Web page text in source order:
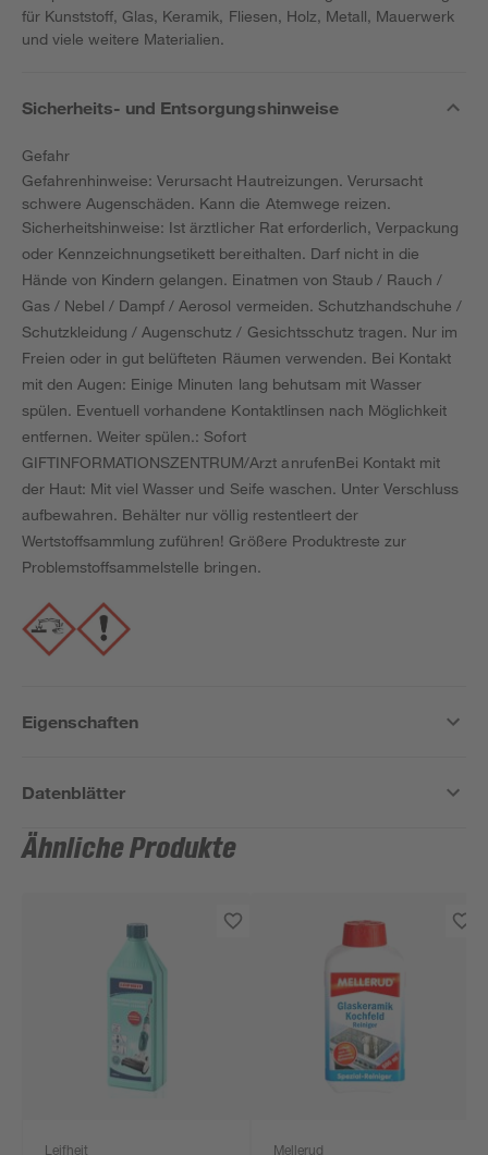
für Kunststoff, Glas, Keramik, Fliesen, Holz, Metall, Mauerwerk
und viele weitere Materialien.
Sicherheits- und Entsorgungshinweise
Gefahr
Gefahrenhinweise: Verursacht Hautreizungen. Verursacht
schwere Augenschäden. Kann die Atemwege reizen.
Sicherheitshinweise: Ist ärztlicher Rat erforderlich, Verpackung
oder Kennzeichnungsetikett bereithalten. Darf nicht in die
Hände von Kindern gelangen. Einatmen von Staub / Rauch /
Gas / Nebel / Dampf / Aerosol vermeiden. Schutzhandschuhe /
Schutzkleidung / Augenschutz / Gesichtsschutz tragen. Nur im
Freien oder in gut belüfteten Räumen verwenden. Bei Kontakt
mit den Augen: Einige Minuten lang behutsam mit Wasser
spülen. Eventuell vorhandene Kontaktlinsen nach Möglichkeit
entfernen. Weiter spülen.: Sofort
GIFTINFORMATIONSZENTRUM/Arzt anrufenBei Kontakt mit
der Haut: Mit viel Wasser und Seife waschen. Unter Verschluss
aufbewahren. Behälter nur völlig restentleert der
Wertstoffsammlung zuführen! Größere Produktreste zur
Problemstoffsammelstelle bringen.
Eigenschaften
Datenblätter
Ähnliche Produkte
Leifheit Mellerud